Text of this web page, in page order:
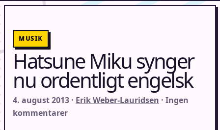
MUSIK
Hatsune Miku synger
nu ordentligt engelsk
4. august 2013 · Erik Weber-Lauridsen · Ingen
kommentarer